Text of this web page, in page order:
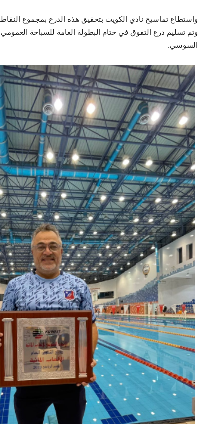
واستطاع تماسيح نادي الكويت بتحقيق هذه الدرع بمجموع
وتم تسليم درع التفوق في ختام البطولة العامة للسباحة العمومي
السوسي.